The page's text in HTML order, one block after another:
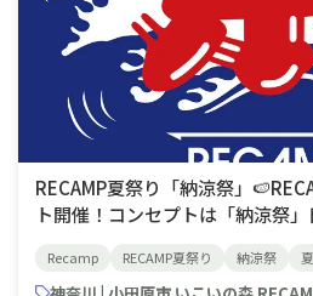
RECAMP夏祭り「納涼祭」
ト開催！コンセプトは「納涼祭
涼しい場所で過ごすだけでなく
Recamp RECAMP夏祭り 納涼祭 夏